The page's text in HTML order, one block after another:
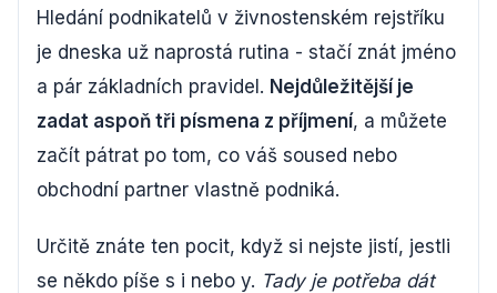
Hledání podnikatelů v živnostenském rejstříku
je dneska už naprostá rutina - stačí znát jméno
a pár základních pravidel. Nejdůležitější je
zadat aspoň tři písmena z příjmení, a můžete
začít pátrat po tom, co váš soused nebo
obchodní partner vlastně podniká.
Určitě znáte ten pocit, když si nejste jistí, jestli
se někdo píše s i nebo y. Tady je potřeba dát